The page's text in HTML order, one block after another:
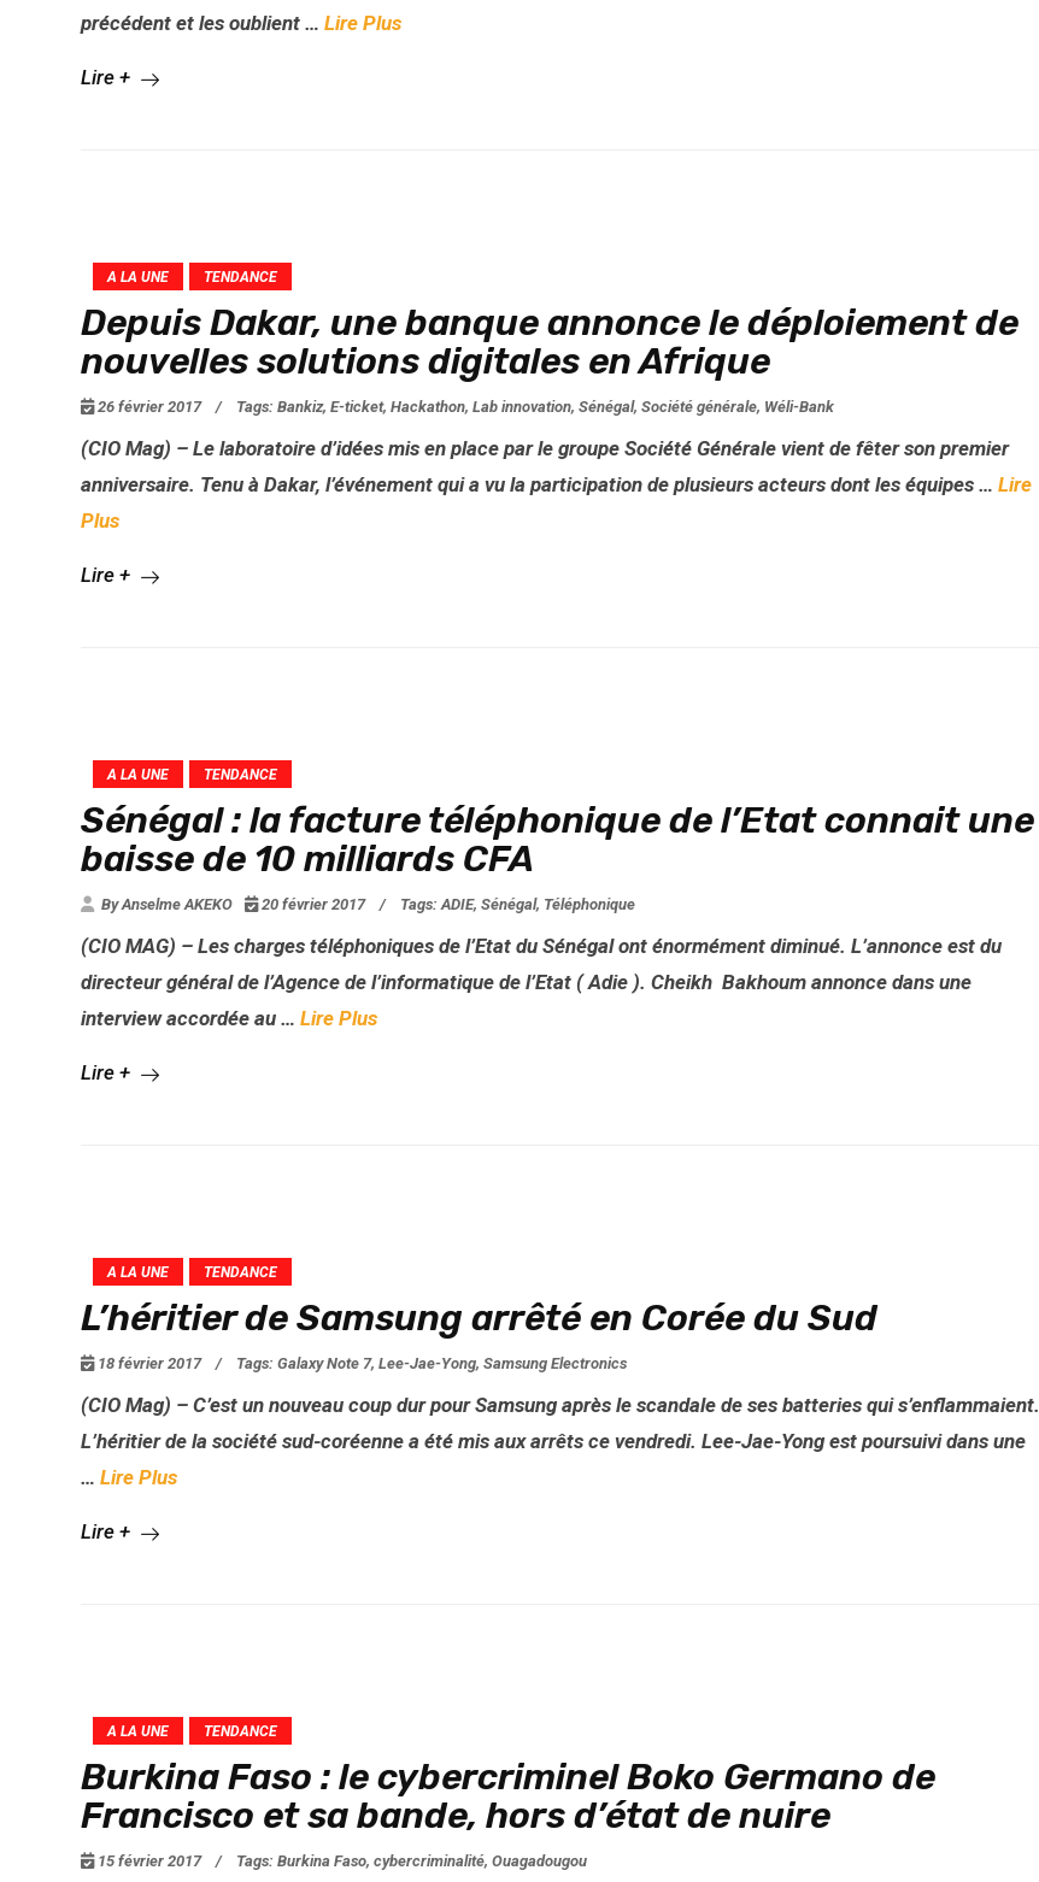
précédent et les oublient … Lire Plus
Lire +
A LA UNE TENDANCE
Depuis Dakar, une banque annonce le déploiement de
nouvelles solutions digitales en Afrique
26 février 2017 / Tags: Bankiz, E-ticket, Hackathon, Lab innovation, Sénégal, Société générale, Wéli-Bank
(CIO Mag) – Le laboratoire d’idées mis en place par le groupe Société Générale vient de fêter son premier
anniversaire. Tenu à Dakar, l’événement qui a vu la participation de plusieurs acteurs dont les équipes … Lire
Plus
Lire +
A LA UNE TENDANCE
Sénégal : la facture téléphonique de l’Etat connait une
baisse de 10 milliards CFA
By Anselme AKEKO 20 février 2017 / Tags: ADIE, Sénégal, Téléphonique
(CIO MAG) – Les charges téléphoniques de l’Etat du Sénégal ont énormément diminué. L’annonce est du
directeur général de l’Agence de l’informatique de l’Etat ( Adie ). Cheikh Bakhoum annonce dans une
interview accordée au … Lire Plus
Lire +
A LA UNE TENDANCE
L’héritier de Samsung arrêté en Corée du Sud
18 février 2017 / Tags: Galaxy Note 7, Lee-Jae-Yong, Samsung Electronics
(CIO Mag) – C’est un nouveau coup dur pour Samsung après le scandale de ses batteries qui s’enflammaient.
L’héritier de la société sud-coréenne a été mis aux arrêts ce vendredi. Lee-Jae-Yong est poursuivi dans une
… Lire Plus
Lire +
A LA UNE TENDANCE
Burkina Faso : le cybercriminel Boko Germano de
Francisco et sa bande, hors d’état de nuire
15 février 2017 / Tags: Burkina Faso, cybercriminalité, Ouagadougou